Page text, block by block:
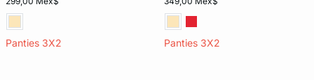
Panties 3X2 Panties 3X2